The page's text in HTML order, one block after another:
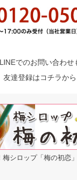
LINEでのお問い合わせ
友達登録はコチラか
シロップ「梅の初恋」